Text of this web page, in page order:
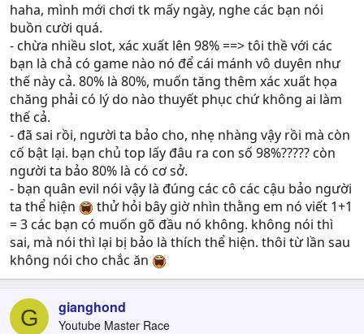
haha, mình mới chơi tk mấy ngày, nghe các bạn nói
buồn cười quá.
- chừa nhiều slot, xác xuất lên 98% ==> tôi thề với các
bạn là chả có game nào nó để cái mánh vô duyên như
thế này cả. 80% là 80%, muốn tăng thêm xác xuất họa
chăng phải có lý do nào thuyết phục chứ không ai làm
thế cả.
- đã sai rồi, người ta bảo cho, nhẹ nhàng vậy rồi mà còn
cố bật lại. bạn chủ top lấy đâu ra con số 98%????? còn
người ta bảo 80% là có cơ sở.
- bạn quân evil nói vậy là đúng các cô các cậu bảo người
ta thể hiện
thử hỏi bây giờ nhìn thằng em nó viết 1+1
= 3 các bạn có muốn gõ đầu nó không. không nói thì
sai, mà nói thì lại bị bảo là thích thể hiện. thôi từ lần sau
không nói cho chắc ăn
G gianghond
Youtube Master Race